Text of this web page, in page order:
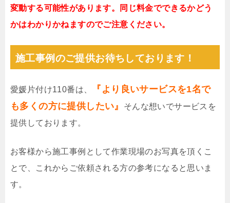
変動する可能性があります。同じ料金でできるかどう
かはわかりかねますのでご注意ください。
施工事例のご提供お待ちしております！
愛媛片付け110番は、
『より良いサービスを1名で
も多くの方に提供したい』
そんな想いでサービスを
提供しております。
お客様から施工事例として作業現場のお写真を頂くこ
とで、これからご依頼される方の参考になると思いま
す。